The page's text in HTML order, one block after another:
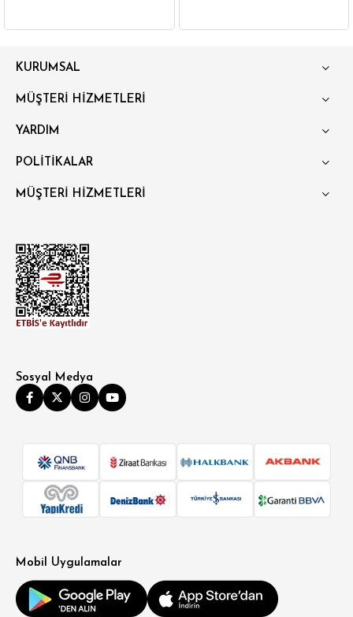
SÜPER SLİM FİT
RELAX FİT
OVERSİZE
KURUMSAL
MÜŞTERİ HİZMETLERİ
YARDIM
POLİTİKALAR
MÜŞTERİ HİZMETLERİ
Sosyal Medya
Mobil Uygulamalar